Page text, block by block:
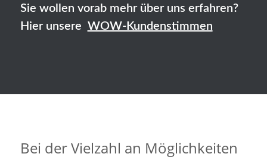
Sie wollen vorab mehr über uns erfahren?
Hier unsere WOW-Kundenstimmen
Bei der Vielzahl an Möglichkeiten